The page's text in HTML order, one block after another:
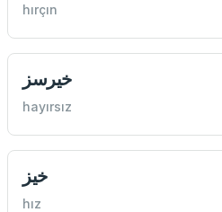
hırçın
خيرسز
hayırsız
خيز
hız